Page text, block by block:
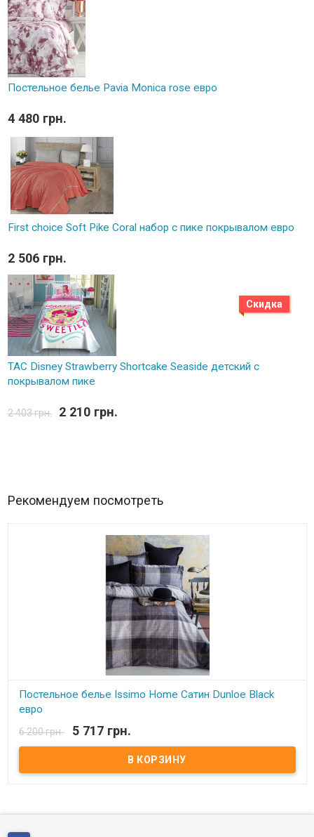
Постельное белье Pavia Monica rose евро
4 480 грн.
First choice Soft Pike Coral набор с пике покрывалом евро
2 506 грн.
Скидка
TAC Disney Strawberry Shortcake Seaside детский с
покрывалом пике
2 403 грн. 2 210 грн.
Рекомендуем посмотреть
Постельное белье Issimo Home Сатин Dunloe Black
евро
В наличии
Постельное белье Issimo Home Сатин евро Пододеяльник:
200x220 см. Простынь: 240x260 см. Наволочки: 50x70см. - 4 шт
Состав: сатин, 100% хлопок Упаковка: подарочная картонная
6 200 грн. 5 717 грн.